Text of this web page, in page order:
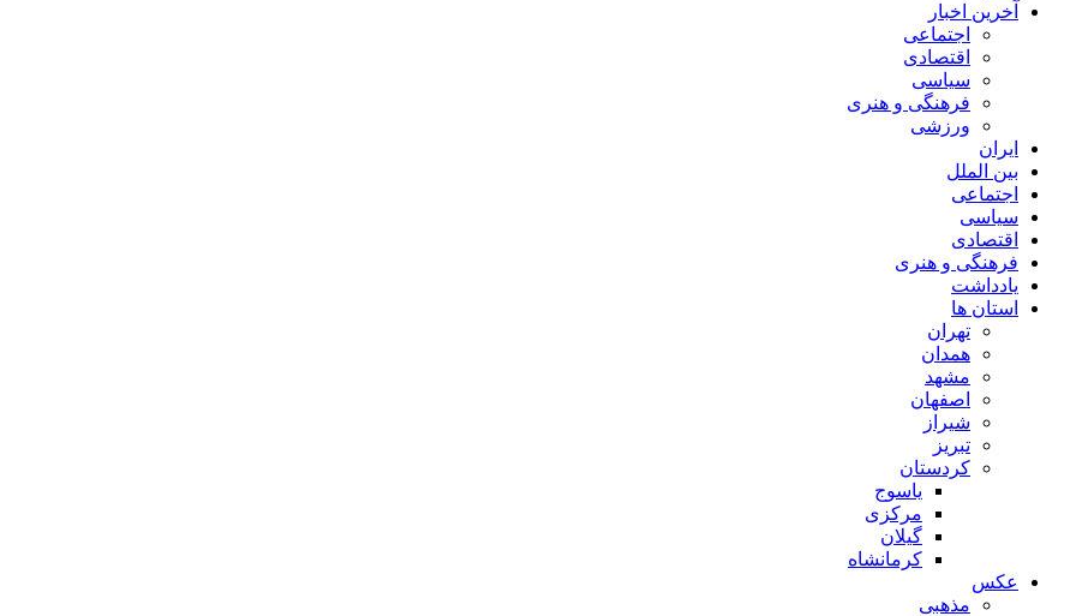
آخرین اخبار
اجتماعی
اقتصادی
سیاسی
فرهنگی و هنری
ورزشی
ایران
بین الملل
اجتماعی
سیاسی
اقتصادی
فرهنگی و هنری
یادداشت
استان ها
تهران
همدان
مشهد
اصفهان
شیراز
تبریز
کردستان
یاسوج
مرکزی
گیلان
کرمانشاه
عکس
مذهبی